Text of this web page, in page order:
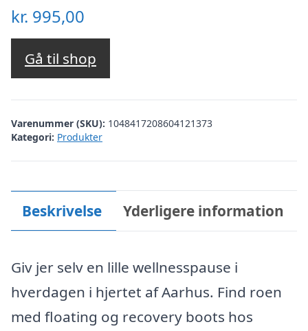
kr. 995,00
Gå til shop
Varenummer (SKU): 1048417208604121373
Kategori: Produkter
Beskrivelse Yderligere information
Giv jer selv en lille wellnesspause i
hverdagen i hjertet af Aarhus. Find roen
med floating og recovery boots hos